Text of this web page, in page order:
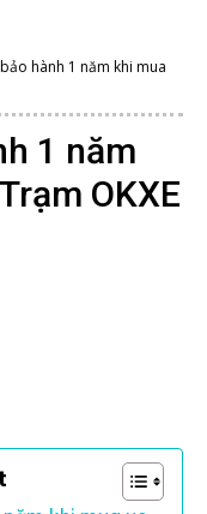
hành 1 năm khi mua
1 năm
OKXE